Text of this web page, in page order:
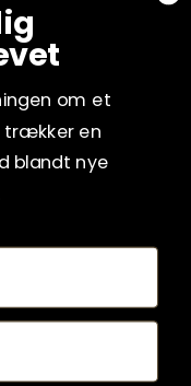
om et
trækker en
blandt nye